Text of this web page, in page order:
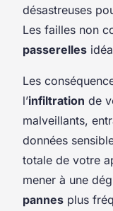
désastreuses
Les failles non
passerelles
Les
l’infiltration de
malveillants,
données
totale de votre
mener à une
pannes plus